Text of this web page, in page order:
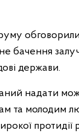
бачення
держави.
надати
та молодим
протидії